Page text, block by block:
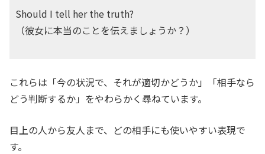
Should I tell her the truth?
（彼女に本当のことを伝えましょうか？）
これらは「今の状況で、それが適切かどうか」「相手なら
どう判断するか」をやわらかく尋ねています。
目上の人から友人まで、どの相手にも使いやすい表現で
す。